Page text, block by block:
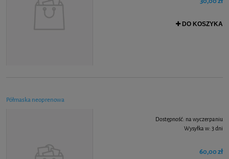
DO KOSZYKA
Półmaska neoprenowa
Dostępność: na wyczerpaniu
Wysyłka w: 3 dni
60,00 zł